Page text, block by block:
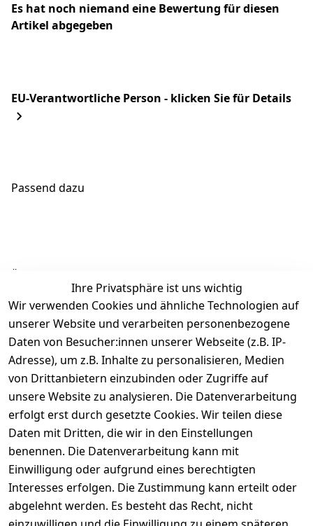
Es hat noch niemand eine Bewertung für diesen
Artikel abgegeben
EU-Verantwortliche Person - klicken Sie für Details
Passend dazu
Ähnliche Produkte
Ihre Privatsphäre ist uns wichtig
Wir verwenden Cookies und ähnliche Technologien auf
unserer Website und verarbeiten personenbezogene
Daten von Besucher:innen unserer Webseite (z.B. IP-
Adresse), um z.B. Inhalte zu personalisieren, Medien
von Drittanbietern einzubinden oder Zugriffe auf
unsere Website zu analysieren. Die Datenverarbeitung
erfolgt erst durch gesetzte Cookies. Wir teilen diese
Daten mit Dritten, die wir in den Einstellungen
benennen. Die Datenverarbeitung kann mit
Einwilligung oder aufgrund eines berechtigten
Interesses erfolgen. Die Zustimmung kann erteilt oder
abgelehnt werden. Es besteht das Recht, nicht
Rechtliches
AGB
Impressum
Datenschutze
rklärung
Barrierefreihe
itserklärung
Über uns
Kontakt
Registrieren
Kataloge zum
Download
Pflege &
Kundendienst
Wir
versenden
mit
Zahle
bequem per